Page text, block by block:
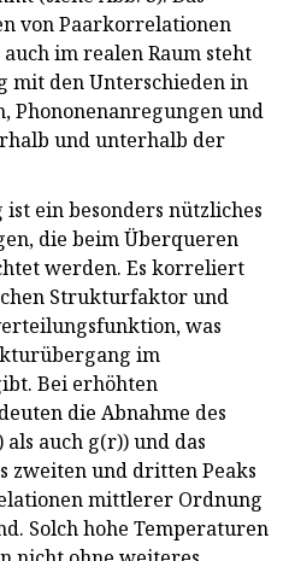
von Paarkorrelationen
im realen Raum steht
mit den Unterschieden in
Phononenanregungen und
und unterhalb der
ein besonders nützliches
die beim Überqueren
werden. Es korreliert
Strukturfaktor und
was
im
Bei erhöhten
die Abnahme des
als auch g(r)) und das
zweiten und dritten Peaks
mittlerer Ordnung
Solch hohe Temperaturen